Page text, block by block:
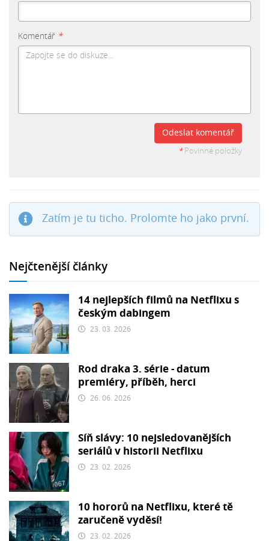
Komentář *
Odeslat komentář
*Povinné položky
Zatím je tu ticho. Prolomte ho jako první.
Nejčtenější články
14 nejlepších filmů na Netflixu s
českým dabingem
23. 03. 2026
Rod draka 3. série - datum
premiéry, příběh, herci
26. 06. 2026
Síň slávy: 10 nejsledovanějších
seriálů v historii Netflixu
23. 02. 2026
10 hororů na Netflixu, které tě
zaručeně vyděsí!
23. 02. 2026